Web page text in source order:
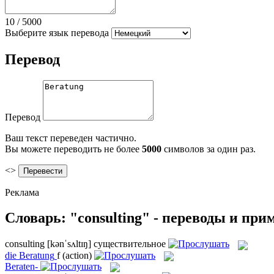
10 / 5000
Выберите язык перевода
Перевод
Перевод
Ваш текст переведен частично.
Вы можете переводить не более 5000 символов за один раз.
<>
Реклама
Словарь: "consulting" - переводы и
consulting [kənˈsʌltɪŋ] существительное
die Beratung f (action)
Beraten-